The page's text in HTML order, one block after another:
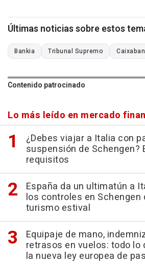
Últimas noticias sobre estos
Bankia Tribunal Supremo
Contenido patrocinado
Lo más leído en mercado
¿Debes viajar a Italia con
suspensión de Schengen?
requisitos
España da un ultimatún a
los controles en Schengen
turismo estival
Equipaje de mano,
retrasos en vuelos: todo lo
la nueva ley europea de